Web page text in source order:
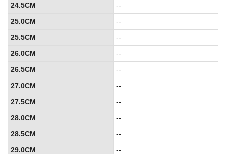
24.5CM
--
25.0CM
--
25.5CM
--
26.0CM
--
26.5CM
--
27.0CM
--
27.5CM
--
28.0CM
--
28.5CM
--
29.0CM
--